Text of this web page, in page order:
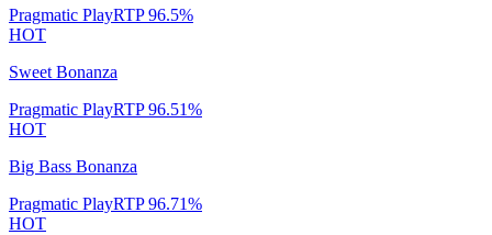
Pragmatic PlayRTP96.5%
HOT
Sweet Bonanza
Pragmatic PlayRTP96.51%
HOT
Big Bass Bonanza
Pragmatic PlayRTP96.71%
HOT